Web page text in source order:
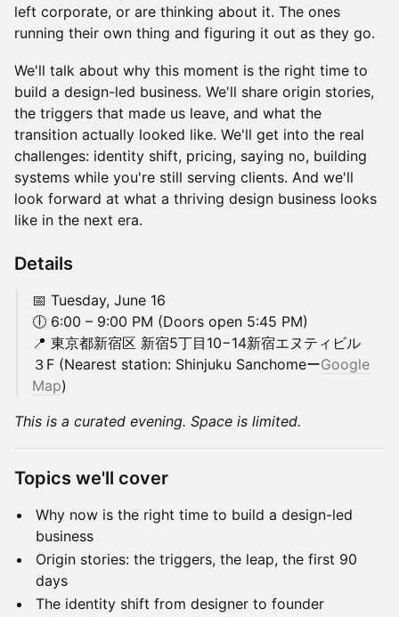
left corporate, or are thinking about it. The ones
running their own thing and figuring it out as they go.
We'll talk about why this moment is the right time to
build a design-led business. We'll share origin stories,
the triggers that made us leave, and what the
transition actually looked like. We'll get into the real
challenges: identity shift, pricing, saying no, building
systems while you're still serving clients. And we'll
look forward at what a thriving design business looks
like in the next era.
Details
📅 Tuesday, June 16
🕕 6:00 – 9:00 PM (Doors open 5:45 PM)
📍 東京都新宿区 新宿5丁目10−14新宿エヌティビル
３F (Nearest station: Shinjuku SanchomeーGoogle
Map)
This is a curated evening. Space is limited.
Topics we'll cover
Why now is the right time to build a design-led
business
Origin stories: the triggers, the leap, the first 90
days
The identity shift from designer to founder